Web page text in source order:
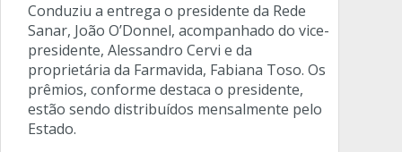
Conduziu a entrega o presidente da Rede
Sanar, João O’Donnel, acompanhado do vice-
presidente, Alessandro Cervi e da
proprietária da Farmavida, Fabiana Toso. Os
prêmios, conforme destaca o presidente,
estão sendo distribuídos mensalmente pelo
Estado.